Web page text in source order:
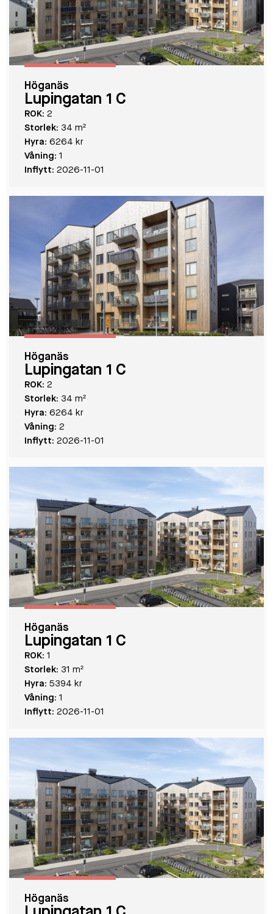
Höganäs
Lupingatan 1 C
ROK: 2
Storlek: 34 m²
Hyra: 6264 kr
Våning: 1
Inflytt: 2026-11-01
Höganäs
Lupingatan 1 C
ROK: 2
Storlek: 34 m²
Hyra: 6264 kr
Våning: 2
Inflytt: 2026-11-01
Höganäs
Lupingatan 1 C
ROK: 1
Storlek: 31 m²
Hyra: 5394 kr
Våning: 1
Inflytt: 2026-11-01
Höganäs